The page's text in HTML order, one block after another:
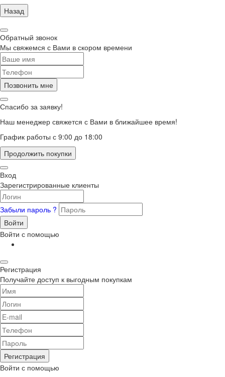
Назад
Обратный звонок
Мы свяжемся с Вами в скором времени
Позвонить мне
Спасибо за заявку!
Наш менеджер свяжется с Вами в ближайшее время!
График работы с 9:00 до 18:00
Продолжить покупки
Вход
Зарегистрированные клиенты
Забыли пароль ?
Войти
Войти с помощью
Регистрация
Получайте доступ к выгодным покупкам
Регистрация
Войти с помощью